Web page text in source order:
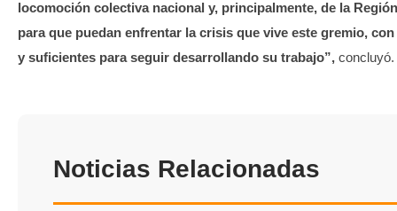
locomoción colectiva nacional y, principalmente, de la
para que puedan enfrentar la crisis que vive este gremio,
y suficientes para seguir desarrollando su trabajo”, concluyó.
Noticias Relacionadas